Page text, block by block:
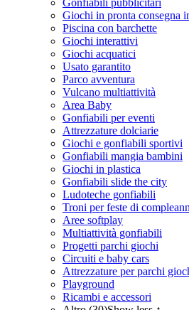
Gonfiabili pubblicitari
Giochi in pronta consegna
Piscina con barchette
Giochi interattivi
Giochi acquatici
Usato garantito
Parco avventura
Vulcano multiattività
Area Baby
Gonfiabili per eventi
Attrezzature dolciarie
Giochi e gonfiabili sportivi
Gonfiabili mangia bambini
Giochi in plastica
Gonfiabili slide the city
Ludoteche gonfiabili
Troni per feste di
Aree softplay
Multiattività gonfiabili
Progetti parchi giochi
Circuiti e baby cars
Attrezzature per parchi
Playground
Ricambi e accessori